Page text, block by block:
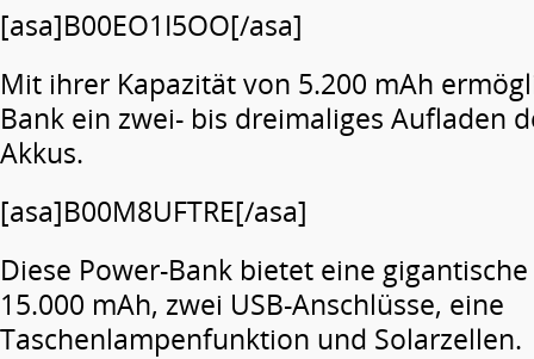
[asa]B00EO1I5OO[/asa]
Mit ihrer Kapazität von 5.200 mAh
Bank ein zwei- bis dreimaliges Aufladen
Akkus.
[asa]B00M8UFTRE[/asa]
Diese Power-Bank bietet eine
15.000 mAh, zwei USB-Anschlüsse, eine
Taschenlampenfunktion und Solarzellen.